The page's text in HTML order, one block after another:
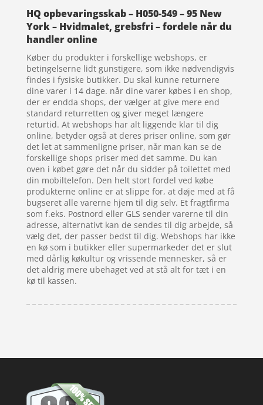
HQ opbevaringsskab – H050-549 – 95 New
York – Hvidmalet, grebsfri – fordele når du
handler online
Køber du produkter i forskellige webshops, er
betingelserne lidt gunstigere, som ikke nødvendigvis
findes i fysiske butikker. Du skal kunne returnere
dine varer i 14 dage. når dine varer købes i en shop,
der er endda shops, der vælger at give mere end
standard returretten og giver meget længere
returtid. At webshops har alt liggende klar til dig
online, betyder også at deres priser online, som gør
det let at sammenligne priser, når man kan se de
forskellige shops priser med det samme. Du kan
oven i købet gøre det når du sidder på toilettet med
din mobiltelefon. Den helt stort fordel ved købe
produkterne online er at slippe for, at døje med at få
bugseret alle varerne hjem til dig selv. Et fragtfirma
som f.eks. Postnord eller GLS sender varerne til din
adresse, alternativt kan de sendes til dig arbejde, så
vælg det, der passer bedst til dig. Webshops har ikke
en kø som i butikker eller supermarkeder det er slut
med dårlig køkultur og vrissende mennesker, så er
det aldrig mere ubehaget ved at stå alt for tæt i en
kø til kassen.